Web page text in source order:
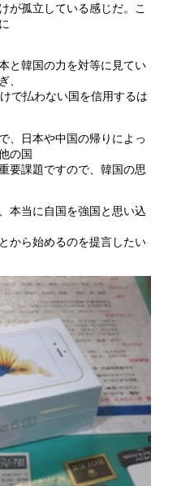
が孤立している感じだ。こ
と韓国の力を対等に見てい
、
で払わない国を信用するは
、日本や中国の帰りによっ
の国
要課題ですので、韓国の思
本当に自国を強国と思い込
から始めるのを提言したい